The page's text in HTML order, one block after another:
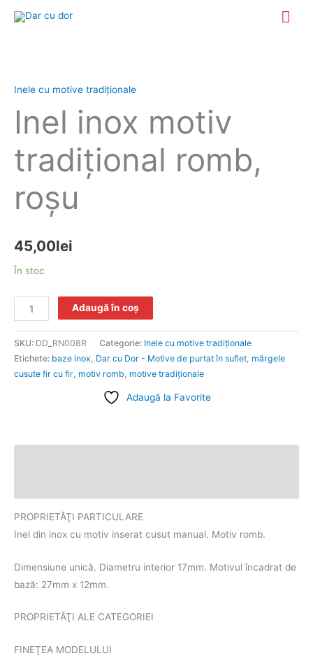
Inele cu motive tradiționale
Inel inox motiv
tradiţional romb,
roşu
45,00lei
În stoc
inox
motiv
tradiţional
roşu
Adaugă în coș
SKU: DD_RN008R Categorie: Inele cu motive tradiționale
Etichete: baze inox, Dar cu Dor - Motive de purtat în suflet, mărgele
cusute fir cu fir, motiv romb, motive tradiţionale
Adaugă la Favorite
PROPRIETĂŢI PARTICULARE
Inel din inox cu motiv inserat cusut manual. Motiv romb.
Dimensiune unică. Diametru interior 17mm. Motivul încadrat de
bază: 27mm x 12mm.
PROPRIETĂŢI ALE CATEGORIEI
FINEŢEA MODELULUI